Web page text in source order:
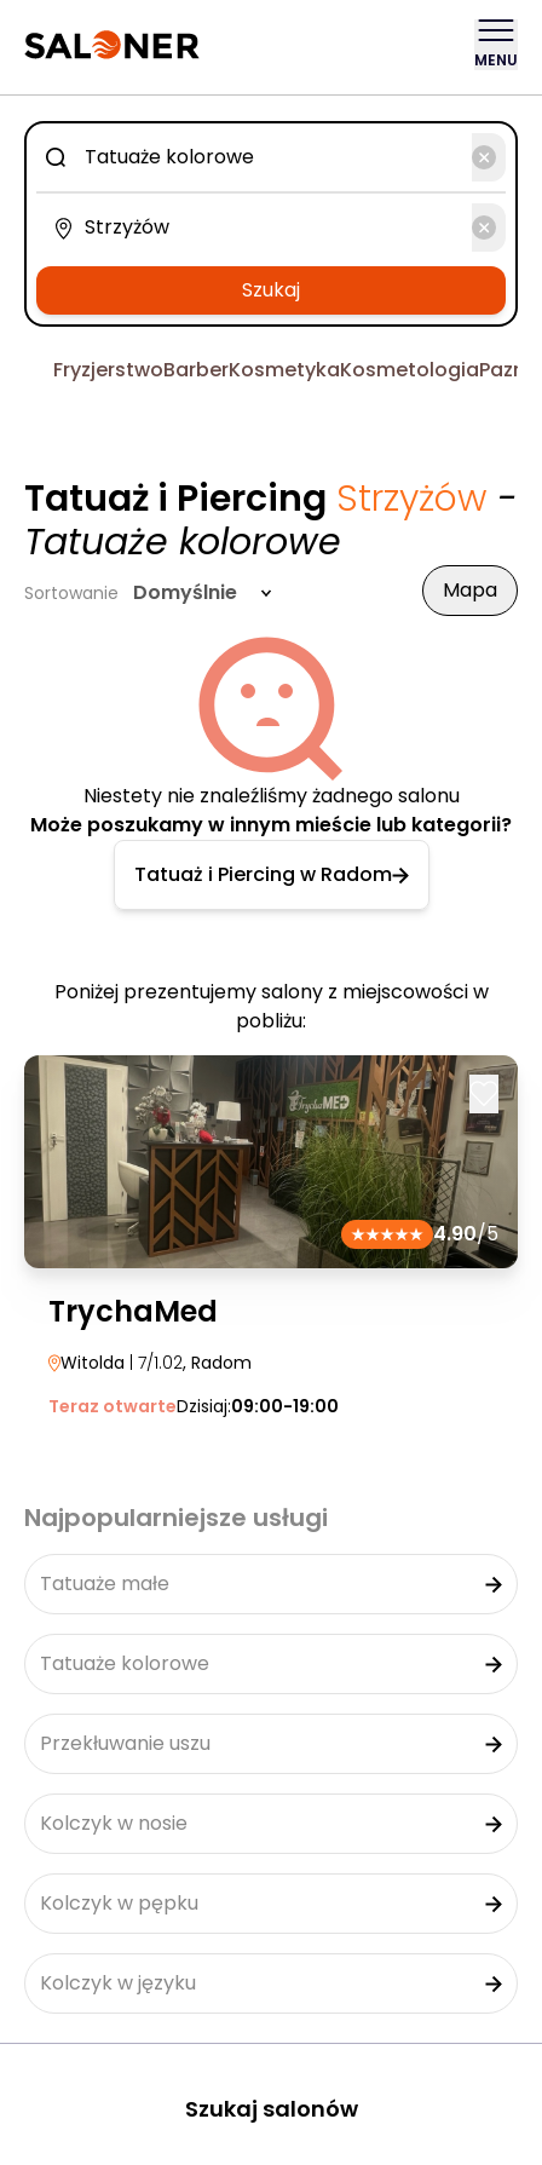
MENU
Szukaj
FryzjerstwoBarberKosmetykaKosmetologia
Tatuaż i Piercing Strzyżów -
Tatuaże kolorowe
Sortowanie Domyślnie Mapa
Niestety nie znaleźliśmy żadnego salonu
Może poszukamy w innym mieście lub kategorii?
Tatuaż i Piercing w Radom
Poniżej prezentujemy salony z miejscowości w
pobliżu:
4.90/5
TrychaMed
Witolda | 7/1.02, Radom
Teraz otwarteDzisiaj:09:00-19:00
Najpopularniejsze usługi
Tatuaże małe
Tatuaże kolorowe
Przekłuwanie uszu
Kolczyk w nosie
Kolczyk w pępku
Kolczyk w języku
Szukaj salonów